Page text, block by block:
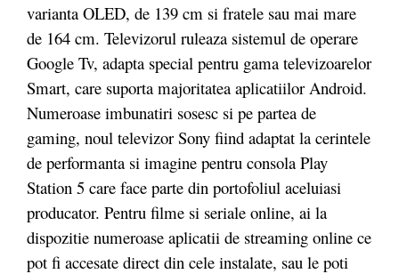
varianta OLED, de 139 cm si fratele sau mai mare
de 164 cm. Televizorul ruleaza sistemul de operare
Google Tv, adapta special pentru gama televizoarelor
Smart, care suporta majoritatea aplicatiilor Android.
Numeroase imbunatiri sosesc si pe partea de
gaming, noul televizor Sony fiind adaptat la cerintele
de performanta si imagine pentru consola Play
Station 5 care face parte din portofoliul aceluiasi
producator. Pentru filme si seriale online, ai la
dispozitie numeroase aplicatii de streaming online ce
pot fi accesate direct din cele instalate, sau le poti